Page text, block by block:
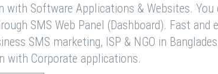
with Software Applications & Websites. You
SMS Web Panel (Dashboard). Fast and
SMS marketing, ISP & NGO in
with Corporate applications.